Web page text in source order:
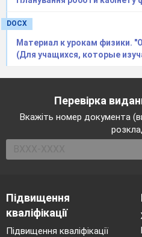
DOCX
Материал к урокам физики.
(Для учащихся, которые
Перевірка
Вкажіть номер документа
Підвищення
кваліфікації
Підвищення кваліфікації